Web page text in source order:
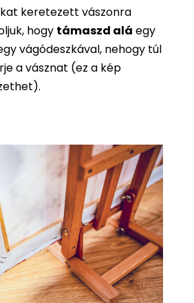
keretezett vászonra
hogy támaszd alá egy
vágódeszkával, nehogy túl
a vásznat (ez a kép